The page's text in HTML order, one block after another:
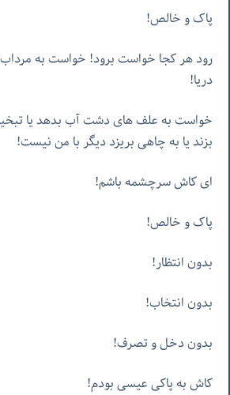
پاک و خالص!
رود هر کجا خواست برود! خواست به مرداب
دریا!
خواست به علف های دشت آب بدهد یا
بزند یا به چاهی بریزد دیگر با من نیست!
ای کاش سرچشمه باشم!
پاک و خالص!
بدون انتظار!
بدون انتخاب!
بدون دخل و تصرف!
کاش به پاکی عیسی بودم!